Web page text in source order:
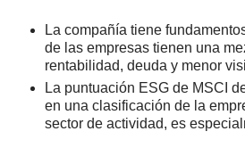
La compañía tiene
de las empresas tienen una
rentabilidad, deuda y menor
La puntuación ESG de MSCI
en una clasificación de la
sector de actividad, es